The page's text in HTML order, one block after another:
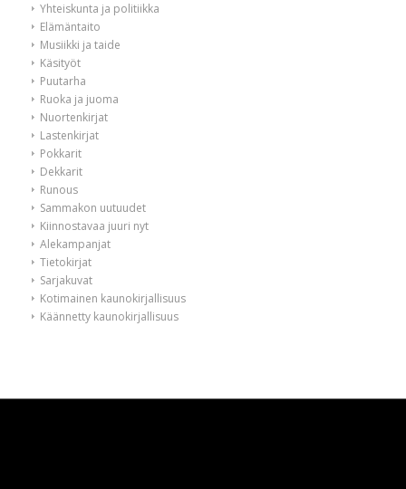
Yhteiskunta ja politiikka
Elämäntaito
Musiikki ja taide
Käsityöt
Puutarha
Ruoka ja juoma
Nuortenkirjat
Lastenkirjat
Pokkarit
Dekkarit
Runous
Sammakon uutuudet
Kiinnostavaa juuri nyt
Alekampanjat
Tietokirjat
Sarjakuvat
Kotimainen kaunokirjallisuus
Käännetty kaunokirjallisuus